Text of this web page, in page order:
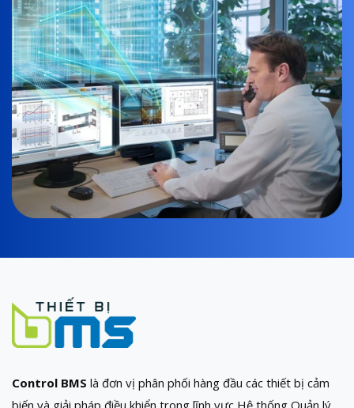
Control BMS là đơn vị phân phối hàng đầu các thiết bị cảm